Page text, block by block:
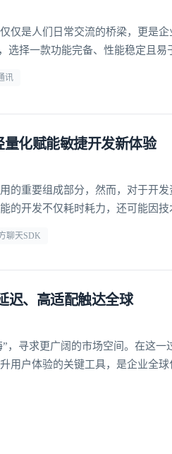
仅是人们日常交流的桥梁，更是企
选择一款功能完备、性能稳定且易
讯
化赋能敏捷开发新体验
的重要组成部分，然而，对于开发
的开发不仅耗时耗力，还可能因技
聊天SDK
迟、高适配触达全球
，寻求更广阔的市场空间。在这一
用户体验的关键工具，是企业全球
提交
客服云